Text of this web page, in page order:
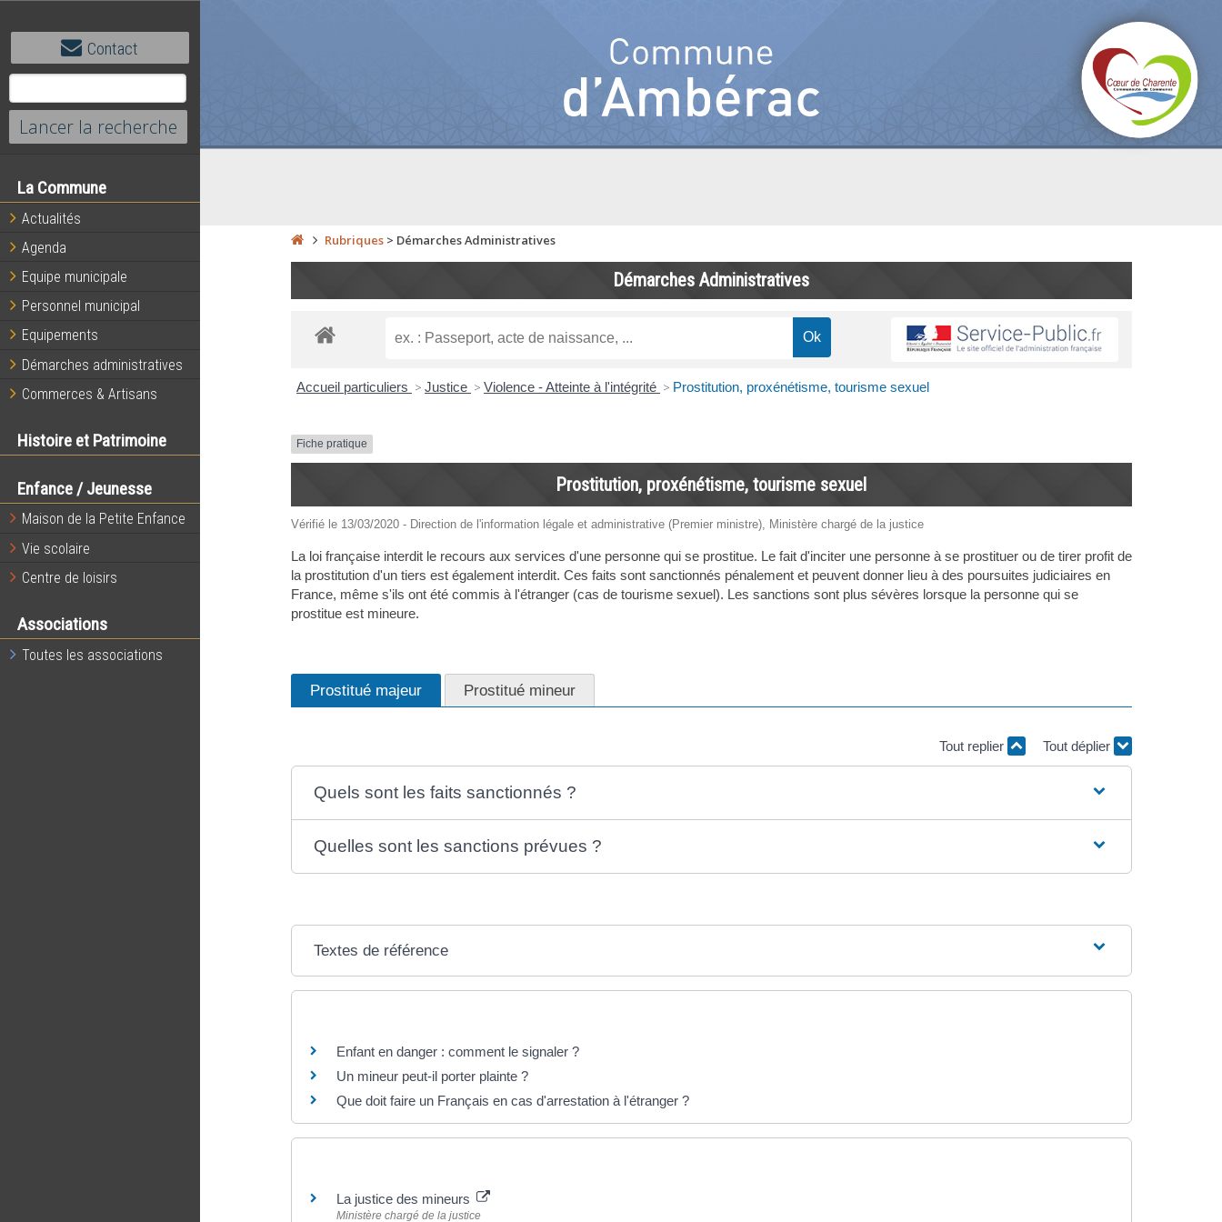
Contact
La Commune
Actualités
Agenda
Equipe municipale
Personnel municipal
Equipements
Démarches administratives
Commerces & Artisans
Histoire et Patrimoine
Enfance / Jeunesse
Maison de la Petite Enfance
Vie scolaire
Centre de loisirs
Associations
Toutes les associations
Rubriques> Démarches Administratives
Démarches Administratives
Accueil particuliers > Justice > Violence - Atteinte à l'intégrité > Prostitution, proxénétisme, tourisme sexuel
Fiche pratique
Prostitution, proxénétisme, tourisme sexuel
Vérifié le 13/03/2020 - Direction de l'information légale et administrative (Premier ministre), Ministère chargé de la justice
La loi française interdit le recours aux services d'une personne qui se prostitue. Le fait d'inciter une personne à se prostituer ou de tirer profit de
la prostitution d'un tiers est également interdit. Ces faits sont sanctionnés pénalement et peuvent donner lieu à des poursuites judiciaires en
France, même s'ils ont été commis à l'étranger (cas de tourisme sexuel). Les sanctions sont plus sévères lorsque la personne qui se
prostitue est mineure.
Prostitué majeur Prostitué mineur
Tout replier Tout déplier
Quels sont les faits sanctionnés ?
Quelles sont les sanctions prévues ?
Textes de référence
Enfant en danger : comment le signaler ?
Un mineur peut-il porter plainte ?
Que doit faire un Français en cas d'arrestation à l'étranger ?
La justice des mineurs
Ministère chargé de la justice